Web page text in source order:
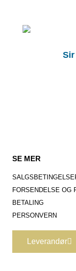
Sir
SE MER
FORSENDELSE OG
BETALING
PERSONVERN
Leverandør